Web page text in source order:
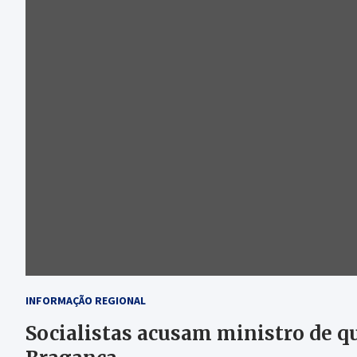
INFORMAÇÃO REGIONAL
Socialistas acusam ministro de